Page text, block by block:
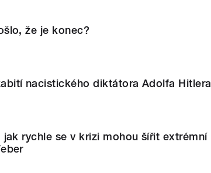
že je konec?
nacistického diktátora Adolfa Hitlera
jak rychle se v krizi mohou šířit extrémní